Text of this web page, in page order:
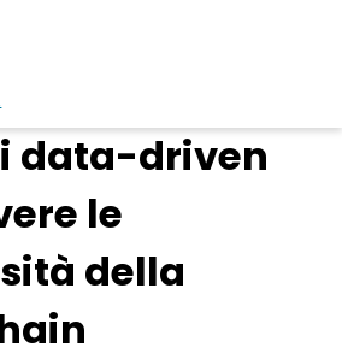
data-driven
le
della